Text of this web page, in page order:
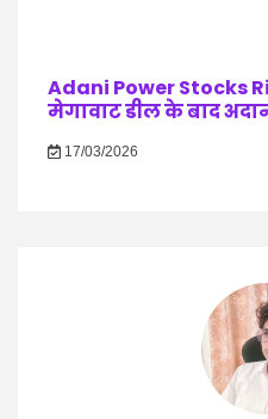
Adani Power Stocks
मेगावाट डील के बाद
17/03/2026